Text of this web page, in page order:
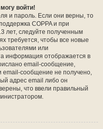
войти!
и пароль. Если они верны, то
COPPA и при
лет, следуйте полученным
требуется, чтобы все новые
или
информация отображается в
email-сообщение,
email-сообщение не получено,
адрес email либо он
что ввели правильный